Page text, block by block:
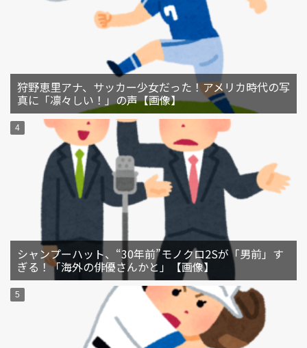
狩野恵里アナ、サッカー少女だった！アメリカ時代の写
真に「凛々しい！」の声【画像】
シャンプーハット、“30年前”モノクロ2Sが「男前」す
ぎる！「海外の俳優さんかと」【画像】